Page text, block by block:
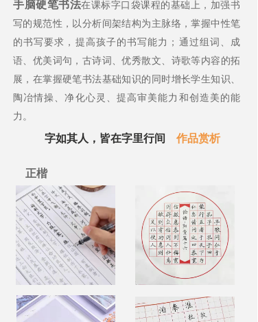
手脑硬笔书法在课标字口袋课程的基础上，加强书
写的规范性，以分析间架结构为主脉络，掌握中性笔
的书写要求，提高孩子的书写能力；通过组词、成
语、优美词句，古诗词、优秀散文、诗歌等内容的拓
展，在掌握硬笔书法基础知识的同时增长学生知识、
陶冶情操、净化心灵、提高审美能力和创造美的能
力。
字如其人，皆在字里行间 作品赏析
正楷